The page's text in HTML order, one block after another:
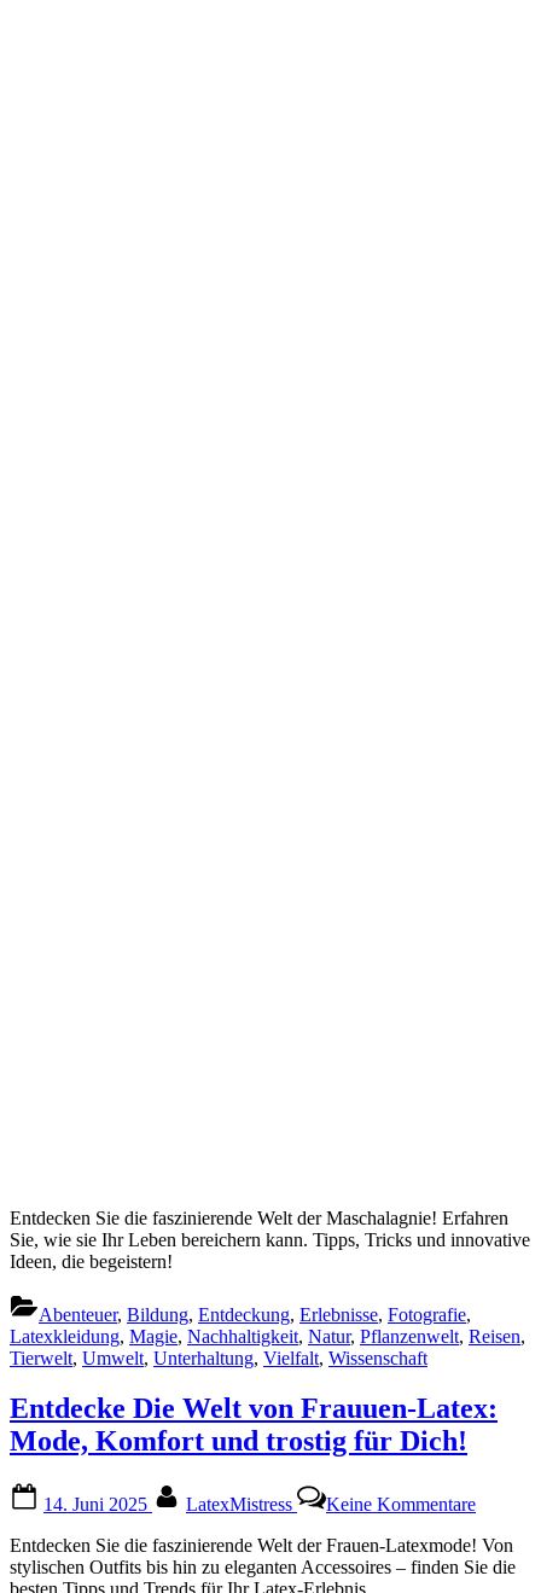
Entdecken Sie die faszinierende Welt der Maschalagnie! Erfahren
Sie, wie sie Ihr Leben bereichern kann. Tipps, Tricks und innovative
Ideen, die begeistern!
Abenteuer, Bildung, Entdeckung, Erlebnisse, Fotografie,
Latexkleidung, Magie, Nachhaltigkeit, Natur, Pflanzenwelt, Reisen,
Tierwelt, Umwelt, Unterhaltung, Vielfalt, Wissenschaft
Entdecke Die Welt von Frauuen-Latex:
Mode, Komfort und trostig für Dich!
on
14. Juni 2025 LatexMistress Keine Kommentare
Die
Welt
von
Entdecken Sie die faszinierende Welt der Frauen-Latexmode! Von
stylischen Outfits bis hin zu eleganten Accessoires – finden Sie die